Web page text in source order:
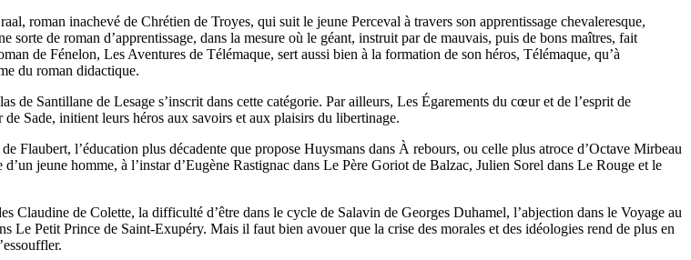
roman inachevé de Chrétien de Troyes, qui suit le jeune Perceval à travers son apprentissage chevaleresque,
de roman d’apprentissage, dans la mesure où le géant, instruit par de mauvais, puis de bons maîtres, fait
de Fénelon, Les Aventures de Télémaque, sert aussi bien à la formation de son héros, Télémaque, qu’à
du roman didactique.
Santillane de Lesage s’inscrit dans cette catégorie. Par ailleurs, Les Égarements du cœur et de l’esprit de
Sade, initient leurs héros aux savoirs et aux plaisirs du libertinage.
Flaubert, l’éducation plus décadente que propose Huysmans dans À rebours, ou celle plus atroce d’Octave Mirbeau
jeune homme, à l’instar d’Eugène Rastignac dans Le Père Goriot de Balzac, Julien Sorel dans Le Rouge et le
Claudine de Colette, la difficulté d’être dans le cycle de Salavin de Georges Duhamel, l’abjection dans le Voyage au
Le Petit Prince de Saint-Exupéry. Mais il faut bien avouer que la crise des morales et des idéologies rend de plus en